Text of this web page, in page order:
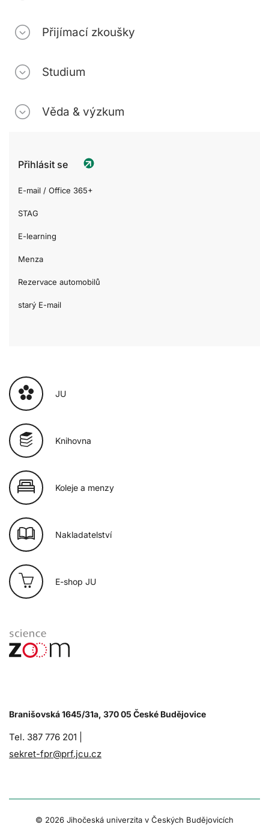
Přijímací zkoušky
Studium
Věda & výzkum
Přihlásit se
E-mail / Office 365+
STAG
E-learning
Menza
Rezervace automobilů
starý E-mail
JU
Knihovna
Koleje a menzy
Nakladatelství
E-shop JU
Branišovská 1645/31a, 370 05 České Budějovice
Tel. 387 776 201 |
sekret-fpr@prf.jcu.cz
© 2026 Jihočeská univerzita v Českých Budějovicích